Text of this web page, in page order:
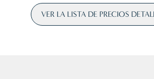
VER LA LISTA DE PRECIOS